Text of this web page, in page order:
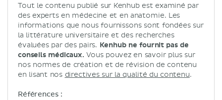
Tout le contenu publié sur Kenhub est examiné par
des experts en médecine et en anatomie. Les
informations que nous fournissons sont fondées sur
la littérature universitaire et des recherches
évaluées par des pairs. Kenhub ne fournit pas de
conseils médicaux. Vous pouvez en savoir plus sur
nos normes de création et de révision de contenu
en lisant nos directives sur la qualité du contenu.
Références :